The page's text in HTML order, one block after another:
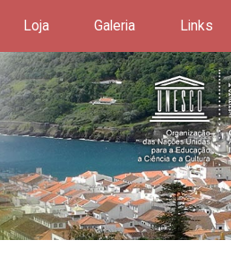
Loja Galeria Links